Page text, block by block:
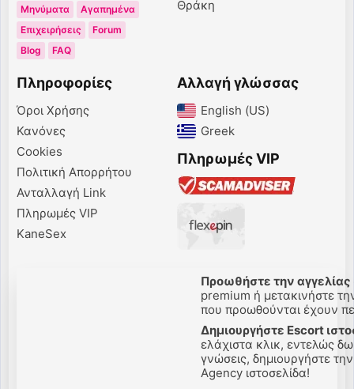
Μηνύματα
Αγαπημένα
Επιχειρήσεις
Forum
Blog
FAQ
Θράκη
Πληροφορίες
Όροι Χρήσης
Κανόνες
Cookies
Πολιτική Απορρήτου
Ανταλλαγή Link
Πληρωμές VIP
KaneSex
Αλλαγή γλώσσας
English (US)‎
Greek‎
Πληρωμές VIP
Προωθήστε την αγγελίας
premium ή μετακινήστε
που προωθούνται έχουν
Δημιουργήστε Escort
ελάχιστα κλικ, εντελώς
γνώσεις, δημιουργήστε
Agency ιστοσελίδα!